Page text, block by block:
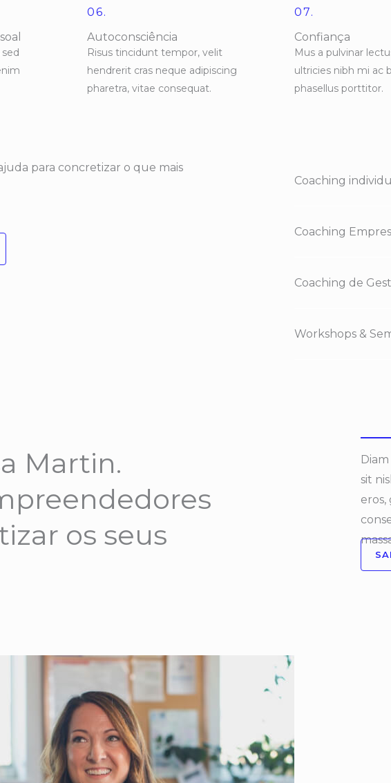
06.
Autoconsciência
Risus tincidunt tempor, velit
hendrerit cras neque adipiscing
pharetra, vitae consequat.
07.
Confiança
Mus a pulvinar
ultricies nibh mi ac
phasellus porttitor.
para concretizar o que mais
Coaching
Coaching
Coaching de
Workshops &
Martin.
os seus
sit
eros,